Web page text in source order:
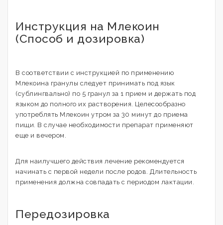
Инструкция на Млекоин
(Способ и дозировка)
В соответствии с инструкцией по применению
Млекоина гранулы следует принимать под язык
(сублингвально) по 5 гранул за 1 прием и держать под
языком до полного их растворения. Целесообразно
употреблять Млекоин утром за 30 минут до приема
пищи. В случае необходимости препарат применяют
еще и вечером.
Для наилучшего действия лечение рекомендуется
начинать с первой недели после родов. Длительность
применения должна совпадать с периодом лактации.
Передозировка